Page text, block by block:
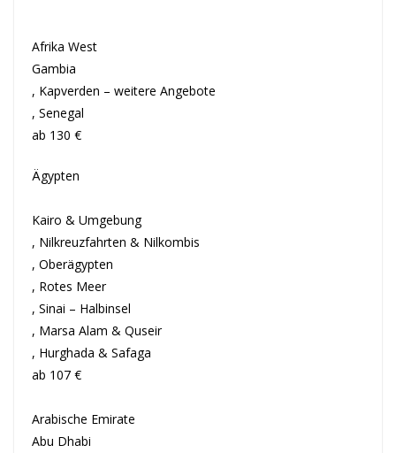
Afrika West
Gambia
, Kapverden – weitere Angebote
, Senegal
ab 130 €
Ägypten
Kairo & Umgebung
, Nilkreuzfahrten & Nilkombis
, Oberägypten
, Rotes Meer
, Sinai – Halbinsel
, Marsa Alam & Quseir
, Hurghada & Safaga
ab 107 €
Arabische Emirate
Abu Dhabi